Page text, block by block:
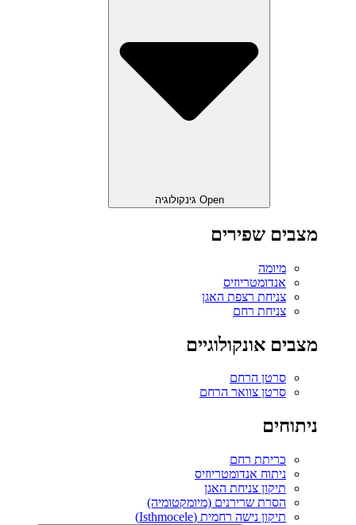
Open גינקולוגיה
מצבים שפירים
מיומה
אנדומטריוזיס
צניחת רצפת האגן
צניחת רחם
מצבים אונקולוגיים
סרטן הרחם
סרטן צוואר הרחם
ניתוחים
כריתת רחם
ניתוח אנדומטריוזיס
תיקון צניחת האגן
הסרת שרירנים (מיומקטומיה)
תיקון נישה רחמית (Isthmocele)